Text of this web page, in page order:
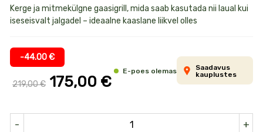
Toote
informatsioon
Kerge ja mitmekülgne gaasigrill, mida saab kasutada nii laual kui
iseseisvalt jalgadel – ideaalne kaaslane liikvel olles
-44.00 €
219,00 € 175,00 €
E-poes olemas
Saadavus
kauplustes
- +